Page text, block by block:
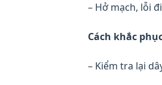
– Hở mạch, lỗi
Cách khắc
– Kiểm tra lại